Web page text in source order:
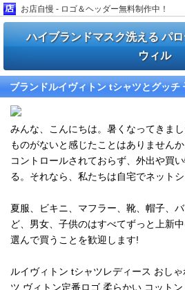
お店自慢 - ロゴ＆ヘッダー無料制作中！
ハイブランドマスク洗える パ
ウィル
ブランドルイヴィトン tシャツとグッチ
みんな、こんにちは。暑くなってきま
ものがないと感じたことはありません
コントロールされておらず、外出や買
る。それなら、私たちは自宅でネットシ
夏服、ビキニ、マフラー、靴、帽子、
ど、男女、子供のはすべてずっと上新
選んで買うことを歓迎します!
ルイヴィトン tシャツレディース おし
ツ ヴィトン定番ロゴ 柔らかい コット